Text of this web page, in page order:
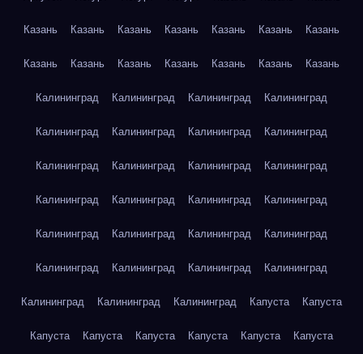
Казань Казань Казань Казань Казань Казань Казань
Казань Казань Казань Казань Казань Казань Казань
Калининград Калининград Калининград Калининград
Калининград Калининград Калининград Калининград
Калининград Калининград Калининград Калининград
Калининград Калининград Калининград Калининград
Калининград Калининград Калининград Калининград
Калининград Калининград Калининград Калининград
Калининград Калининград Калининград Капуста Капуста
Капуста Капуста Капуста Капуста Капуста Капуста